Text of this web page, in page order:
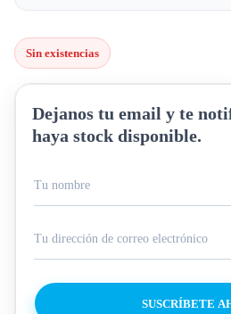
Sin existencias
Dejanos tu email y te
haya stock disponible.
SUSCRÍBETE